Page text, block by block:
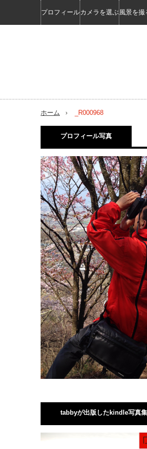
プロフィールカメラを選ぶ風景を撮
ホーム _R000968
プロフィール写真
tabbyが出版したkindle写真集